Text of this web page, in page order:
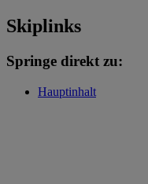
Skiplinks
Springe direkt zu:
Hauptinhalt